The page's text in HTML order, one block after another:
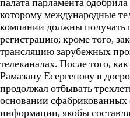
палата парламента
которому международные
компании должны получать
регистрацию; кроме того,
трансляцию зарубежных
телеканалах. После того,
Рамазану Есергепову в
продолжал отбывать
основании
информации, якобы